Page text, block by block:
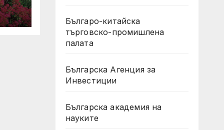
Българо-китайска
търговско-промишлена
палата
Българска Агенция за
Инвестиции
Българска академия на
науките